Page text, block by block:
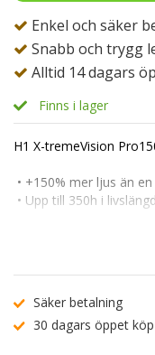
Enkel och säker
Snabb och trygg
Alltid 14 dagars
Finns i lager
H1 X-tremeVision
• +150% mer ljus än
• Upp till 350h i
• En perfekt
Säker betalning
30 dagars öppet köp